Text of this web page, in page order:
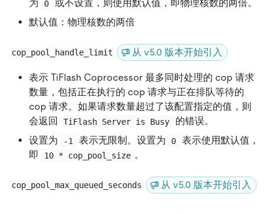
为
0
或不设置，则使用默认值，即物理核数的两倍。
默认值：物理核数的两倍
cop_pool_handle_limit 从 v5.0 版本开始引入
表示 TiFlash Coprocessor 最多同时处理的 cop 请求
数量，包括正在执行的 cop 请求与正在排队等待的
cop 请求。如果请求数量超过了该配置指定的值，则
会返回
TiFlash Server is Busy
的错误。
设置为
-1 表示无限制。设置为 0
表示使用默认值，
即
10 * cop_pool_size 。
cop_pool_max_queued_seconds 从 v5.0 版本开始引入